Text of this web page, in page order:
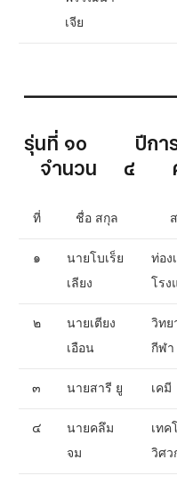
เจีย
รุ่นที่ ๑๐ ปีการ
จำนวน ๔
ที่ ชื่อ สกุล
๑
นายโบเร็ย
เลียง
ท่อง
โรง
๒
นายเตียง
เอือน
วิทย
กีฬา
๓ นายสารี ยู เคมี
๔
นายคลึม
จม
เทค
วิศว